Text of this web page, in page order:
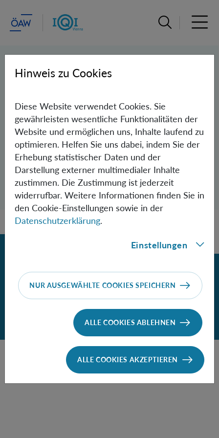
Suchleiste
Groups
Junior Groups
Independent Research Groups
Administration
Impressum Datenschutz Cookie-Einstellungen
Barrierefreiheit
Hinweis zu Cookies
Diese Website verwendet Cookies. Sie
gewährleisten wesentliche Funktionalitäten der
Website und ermöglichen uns, Inhalte laufend zu
optimieren. Helfen Sie uns dabei, indem Sie der
Erhebung statistischer Daten und der
Darstellung externer multimedialer Inhalte
zustimmen. Die Zustimmung ist jederzeit
widerrufbar. Weitere Informationen finden Sie in
den Cookie-Einstellungen sowie in der
Datenschutzerklärung.
Einstellungen
NUR AUSGEWÄHLTE COOKIES SPEICHERN
ALLE COOKIES ABLEHNEN
ALLE COOKIES AKZEPTIEREN